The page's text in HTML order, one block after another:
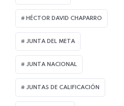
HÉCTOR DAVID CHAPARRO
JUNTA DEL META
JUNTA NACIONAL
JUNTAS DE CALIFICACIÓN